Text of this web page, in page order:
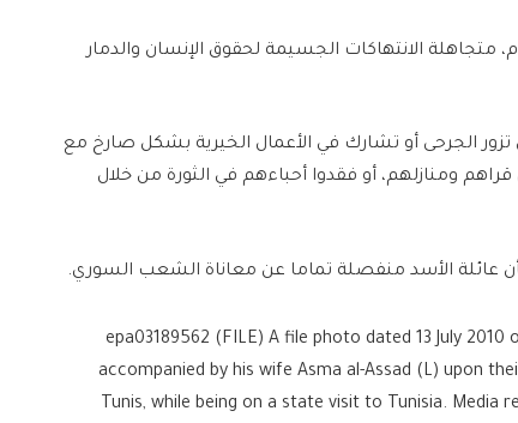
الانتهاكات الجسيمة لحقوق الإنسان والدمار
الجرحى أو تشارك في الأعمال الخيرية بشكل صارخ مع
قراهم ومنازلهم، أو فقدوا أحباءهم في الثورة من خلال
عائلة الأسد منفصلة تماما عن معاناة الشعب السوري.